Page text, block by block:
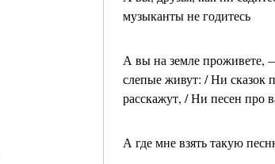
музыканты не годитесь
А вы на земле проживете,
слепые живут: / Ни сказок
расскажут, / Ни песен про
А где мне взять такую